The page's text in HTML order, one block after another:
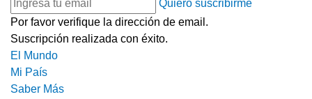
Quiero suscribirme
Por favor verifique la dirección de email.
Suscripción realizada con éxito.
El Mundo
Mi País
Saber Más